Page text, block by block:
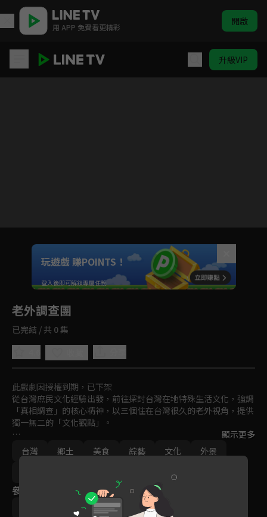
用 APP 免費看更精彩 開啟
升級VIP
Unmute
如有不便請見諒
玩遊戲 賺POINTS！
登入後即可解鎖專屬任務
老外調查團
已完結 / 共 0 集
此戲劇因授權到期，已下架
從台灣庶民文化經驗出發，前往探討台灣在地特殊生活文化，強調
「真相調查」的核心精神，以三個住在台灣很久的老外視角，提供
獨一無二的「文化觀點」。
每集節目開始，夢多一行人會發起探討議題進行調查，再前往現場
訪查與實際體驗，並從各國觀點詢問在地民眾、店家、專家或受訪
同時也分享自身相關的國外經驗，讓觀眾可以用更多元的方式認識
台灣在地特別的文化角落。
顯示更多
台灣
鄉土 美食 綜藝 文化
外景
參與演員